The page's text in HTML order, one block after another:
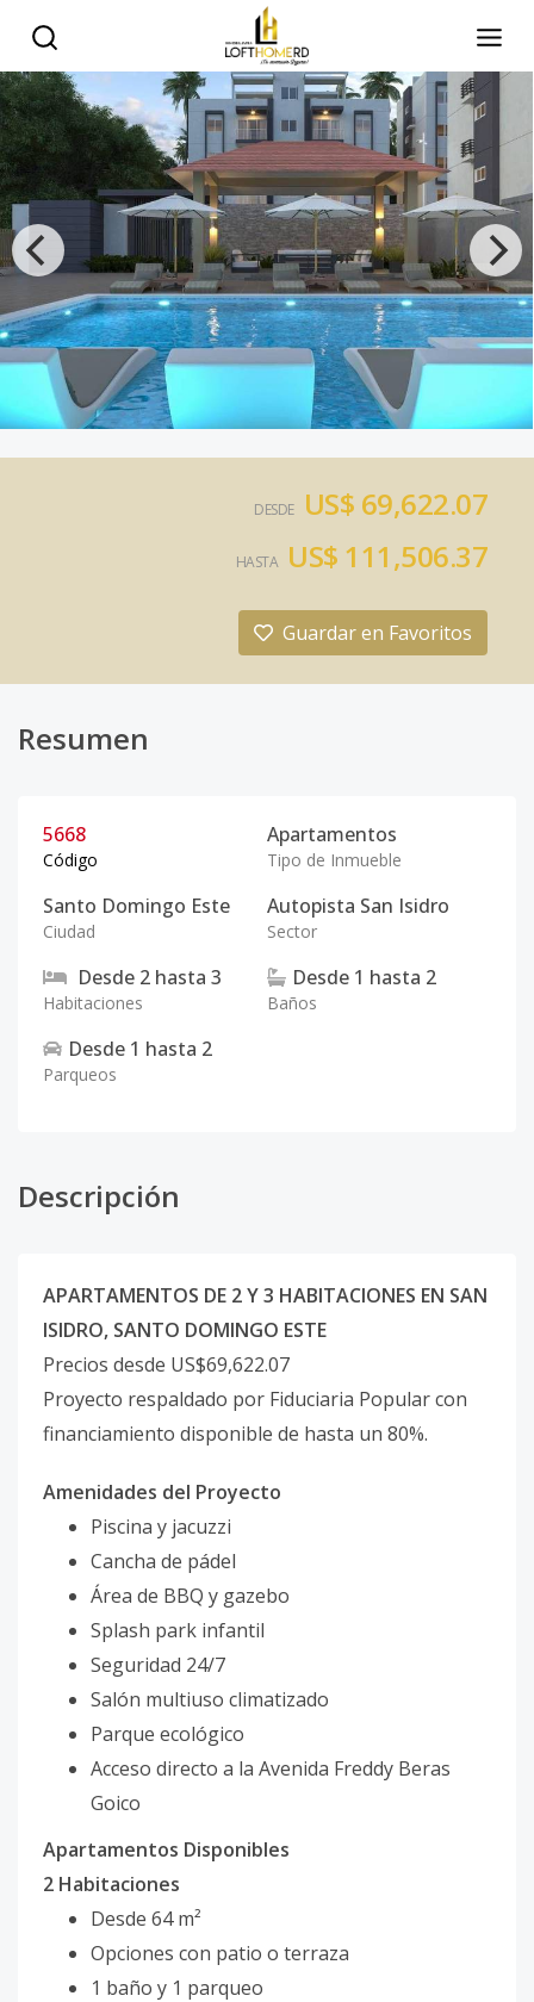
DESDE US$ 69,622.07
HASTA US$ 111,506.37
Guardar en Favoritos
Resumen
5668
Código
Apartamentos
Tipo de Inmueble
Santo Domingo Este
Ciudad
Autopista San Isidro
Sector
Desde 2 hasta 3
Habitaciones
Desde 1 hasta 2
Baños
Desde 1 hasta 2
Parqueos
Descripción
APARTAMENTOS DE 2 Y 3 HABITACIONES EN SAN
ISIDRO, SANTO DOMINGO ESTE
Precios desde US$69,622.07
Proyecto respaldado por Fiduciaria Popular con
financiamiento disponible de hasta un 80%.
Amenidades del Proyecto
Piscina y jacuzzi
Cancha de pádel
Área de BBQ y gazebo
Splash park infantil
Seguridad 24/7
Salón multiuso climatizado
Parque ecológico
Acceso directo a la Avenida Freddy Beras
Goico
Apartamentos Disponibles
2 Habitaciones
Desde 64 m²
Opciones con patio o terraza
1 baño y 1 parqueo